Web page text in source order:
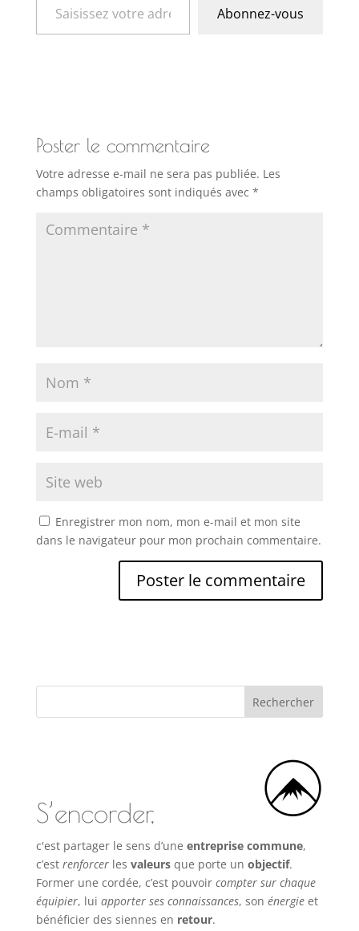
Abonnez-vous
Poster le commentaire
Votre adresse e-mail ne sera pas publiée. Les
champs obligatoires sont indiqués avec *
Enregistrer mon nom, mon e-mail et mon site
dans le navigateur pour mon prochain commentaire.
S’encorder,
c'est partager le sens d’une entreprise commune,
c’est renforcerles valeursque porte un objectif.
Former une cordée, c’est pouvoircompter sur chaque
équipier, lui apporter ses connaissances, son énergieet
bénéficier des siennes en retour.